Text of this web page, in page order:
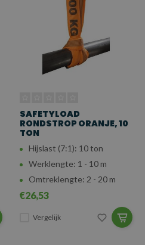
SAFETYLOAD
RONDSTROP ORANJE, 10
TON
Hijslast (7:1): 10 ton
Werklengte: 1 - 10 m
Omtreklengte: 2 - 20 m
€26,53
Vergelijk